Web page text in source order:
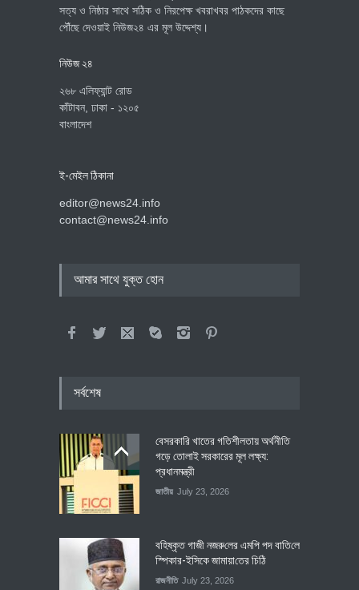
সত্য ও নিষ্ঠার সাথে সঠিক ও নিরপেক্ষ খবরাখবর পাঠকদের কাছে
পৌঁছে দেওয়াই নিউজ২৪ এর মূল উদ্দেশ্য।
নিউজ ২৪
২৬৮ এলিফ্যান্ট রোড
কাঁটাবন, ঢাকা - ১২০৫
বাংলাদেশ
ই-মেইল ঠিকানা
editor@news24.info
contact@news24.info
আমার সাথে যুক্ত হোন
সর্বশেষ
বেসরকারি খাতের গতিশীলতায় অর্থনীতি
গড়ে তোলাই সরকারের মূল লক্ষ্য:
প্রধানমন্ত্রী
জাতীয় July 23, 2026
বহিষ্কৃত গাজী নজরু‌লের এম‌পি পদ বা‌তি‌লে
স্পিকার-ইসিকে জামায়া‌তের চি‌ঠি
রাজনীতি July 23, 2026